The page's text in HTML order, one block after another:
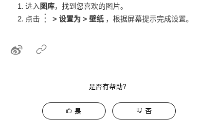
进入 图库，找到您喜欢的图片。
点击
>设置为 >壁纸 ，根据屏幕提示完成设置。
是否有帮助？
是 否